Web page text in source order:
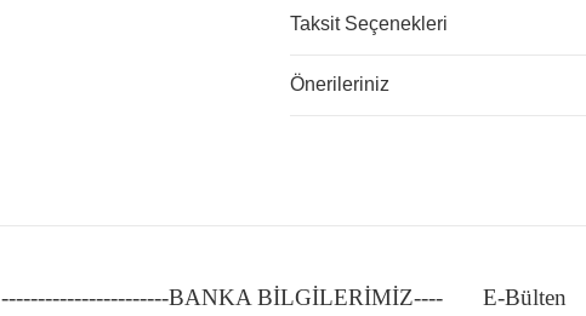
Taksit Seçenekleri
Önerileriniz
-----------------------BANKA BİLGİLERİMİZ----
E-Bülten